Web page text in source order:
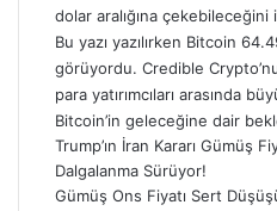
dolar aralığına
Bu yazı yazılırken Bitcoin
görüyordu. Credible
para yatırımcıları arasında
Bitcoin’in geleceğine dair
Trump’ın İran Kararı Gümüş
Dalgalanma Sürüyor!
Gümüş Ons Fiyatı Sert